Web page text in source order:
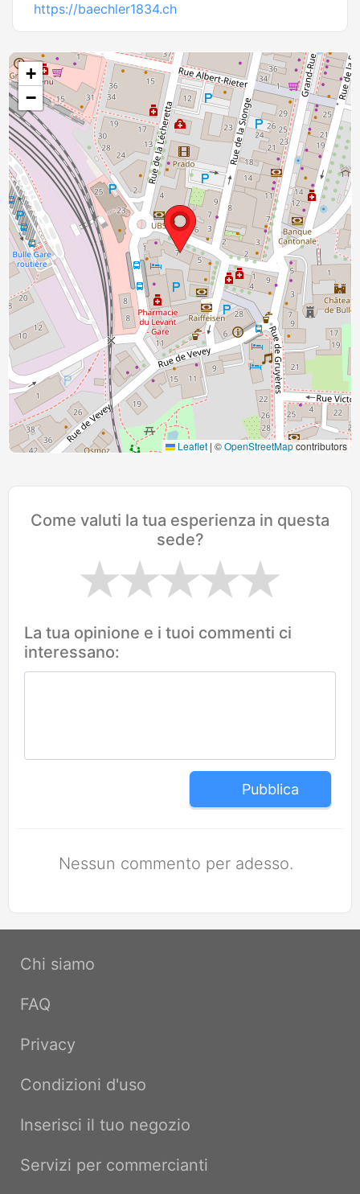
https://baechler1834.ch
+
−
Leaflet | ©OpenStreetMapcontributors
Come valuti la tua esperienza in questa
sede?
La tua opinione e i tuoi commenti ci
interessano:
Pubblica
Nessun commento per adesso.
Chi siamo
FAQ
Privacy
Condizioni d'uso
Inserisci il tuo negozio
Servizi per commercianti